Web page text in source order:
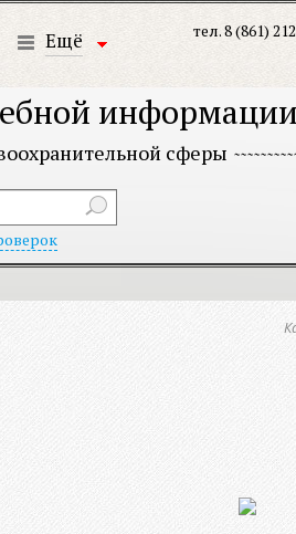
Ещё тел. 8 (861)
информации
сферы